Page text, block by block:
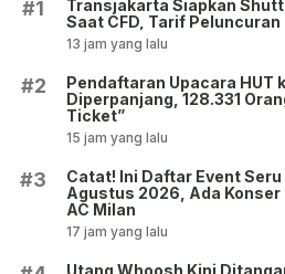
#1
Transjakarta Siapkan
Saat CFD, Tarif Peluncuran
13 jam yang lalu
#2
Pendaftaran Upacara HUT
Diperpanjang, 128.331
Ticket”
15 jam yang lalu
#3
Catat! Ini Daftar Event
Agustus 2026, Ada Konser
AC Milan
17 jam yang lalu
Utang Whoosh Kini